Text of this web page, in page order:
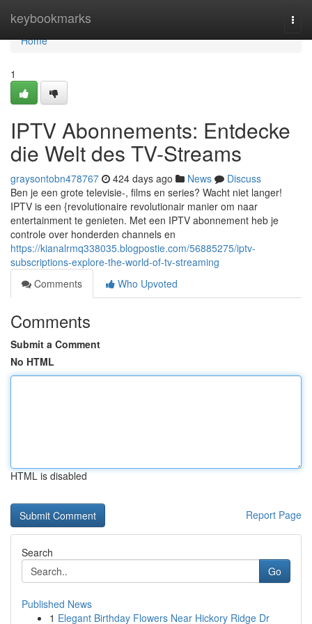
keybookmarks
Home
Home
1
IPTV Abonnements: Entdecke
die Welt des TV-Streams
graysontobn478767 424 days ago News
Discuss
Ben je een grote televisie-, films en series? Wacht niet langer!
IPTV is een {revolutionaire revolutionair manier om naar
entertainment te genieten. Met een IPTV abonnement heb je
controle over honderden channels en
https://kianalrmq338035.blogpostie.com/56885275/iptv-
subscriptions-explore-the-world-of-tv-streaming
Comments
Who Upvoted
Comments
Submit a Comment
No HTML
HTML is disabled
Report Page
Search
Go
Published News
1 Elegant Birthday Flowers Near Hickory Ridge Dr